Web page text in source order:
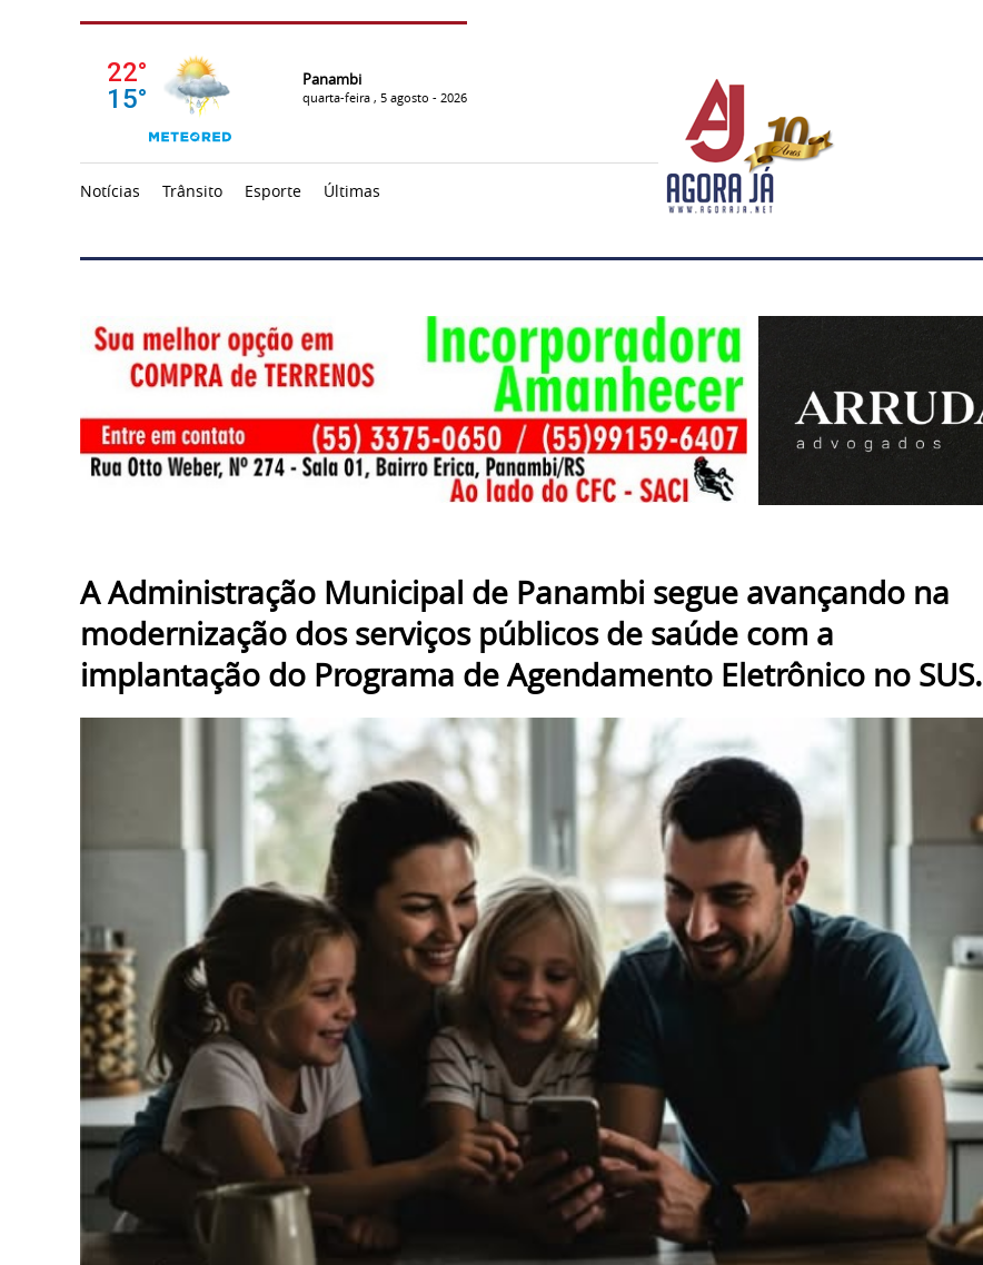
Panambi
quarta-feira , 5 agosto - 2026
Notícias Trânsito Esporte
Últimas
A Administração Municipal de Panambi segue avançando na
modernização dos serviços públicos de saúde com a
implantação do Programa de Agendamento Eletrônico no SUS.